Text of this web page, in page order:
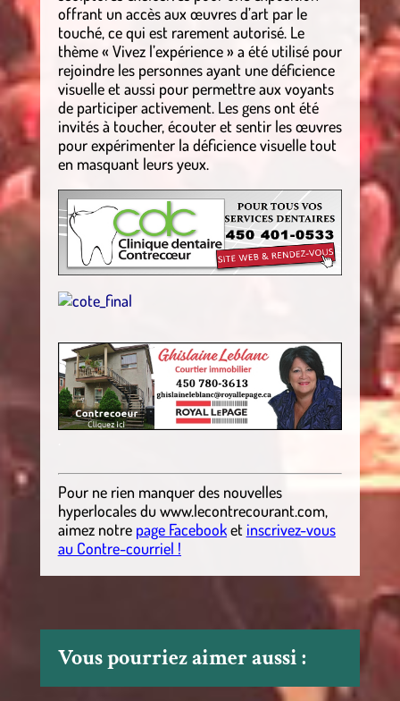
offrant un accès aux œuvres d’art par le
touché, ce qui est rarement autorisé. Le
thème « Vivez l’expérience » a été utilisé pour
rejoindre les personnes ayant une déficience
visuelle et aussi pour permettre aux voyants
de participer activement. Les gens ont été
invités à toucher, écouter et sentir les œuvres
pour expérimenter la déficience visuelle tout
en masquant leurs yeux.
Pour ne rien manquer des nouvelles
hyperlocalesdu www.lecontrecourant.com,
aimez notre page Facebooket inscrivez-vous
au Contre-courriel !
Vous pourriez aimer aussi :